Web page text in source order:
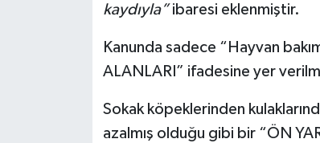
kaydıyla”ibaresi eklenmiştir.
Kanunda sadece “Hayvan
ALANLARI” ifadesine yer
Sokak köpeklerinden kulaklarında
azalmış olduğu gibi bir “ÖN